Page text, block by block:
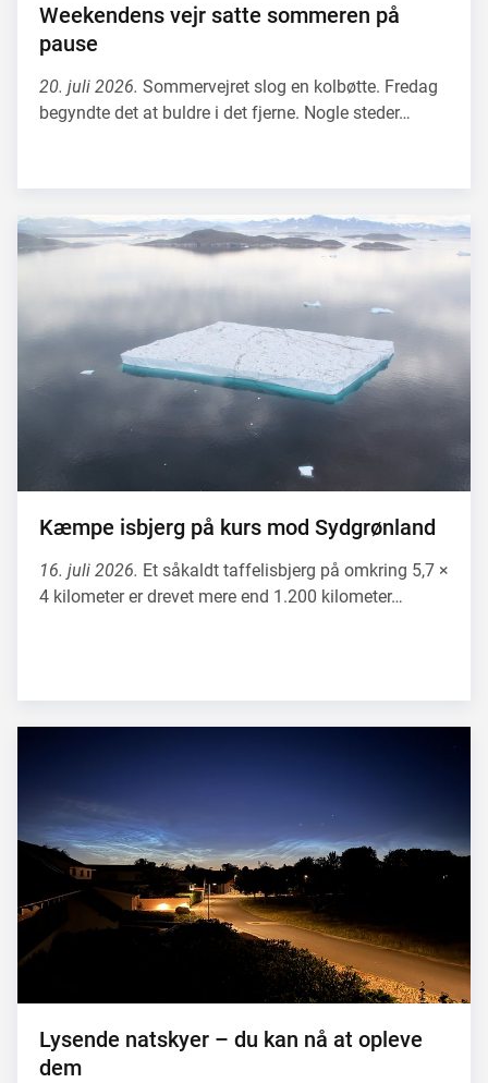
Weekendens vejr satte sommeren på
pause
20. juli 2026. Sommervejret slog en kolbøtte. Fredag
begyndte det at buldre i det fjerne. Nogle steder…
Kæmpe isbjerg på kurs mod Sydgrønland
16. juli 2026. Et såkaldt taffelisbjerg på omkring 5,7 ×
4 kilometer er drevet mere end 1.200 kilometer…
Lysende natskyer – du kan nå at opleve
dem